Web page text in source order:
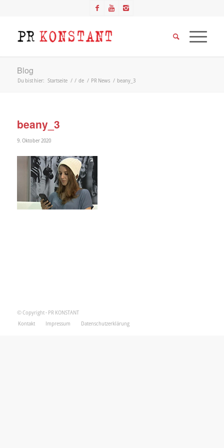
Blog
Du bist hier: Startseite / / de / PR News / beany_3
beany_3
9. Oktober 2020
© Copyright - PR KONSTANT
Kontakt
Impressum Datenschutzerklärung